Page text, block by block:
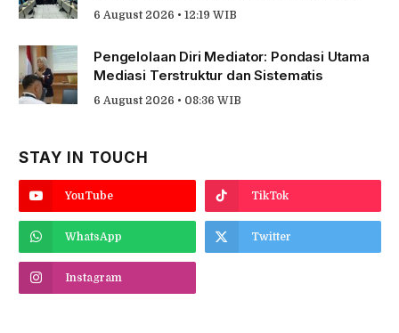
6 August 2026 • 12:19 WIB
Pengelolaan Diri Mediator: Pondasi Utama
Mediasi Terstruktur dan Sistematis
6 August 2026 • 08:36 WIB
STAY IN TOUCH
YouTube TikTok
WhatsApp Twitter
Instagram